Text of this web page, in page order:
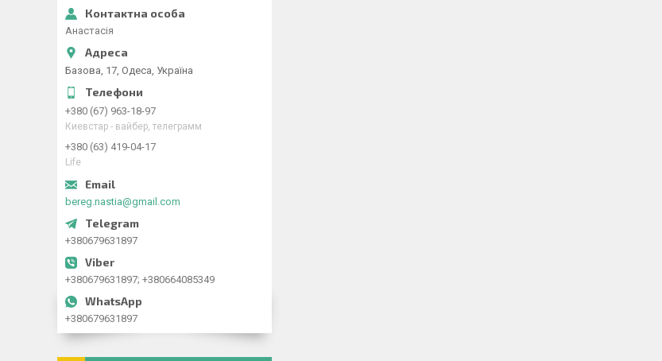
Анастасія
Базова, 17, Одеса, Україна
+380 (67) 963-18-97
Киевстар - вайбер, телеграмм
+380 (63) 419-04-17
Life
bereg.nastia@gmail.com
+380679631897
+380679631897; +380664085349
+380679631897